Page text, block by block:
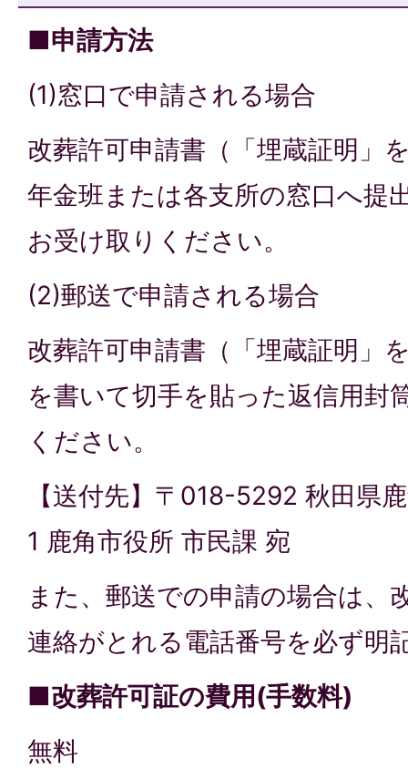
■申請方法
(1)窓口で申請される場合
改葬許可申請書（「埋蔵証明」
年金班または各支所の窓口へ提
お受け取りください。
(2)郵送で申請される場合
改葬許可申請書（「埋蔵証明」
を書いて切手を貼った返信用封
ください。
【送付先】〒018-5292 秋田県
1 鹿角市役所 市民課 宛
また、郵送での申請の場合は、
連絡がとれる電話番号を必ず明
■改葬許可証の費用(手数料)
無料